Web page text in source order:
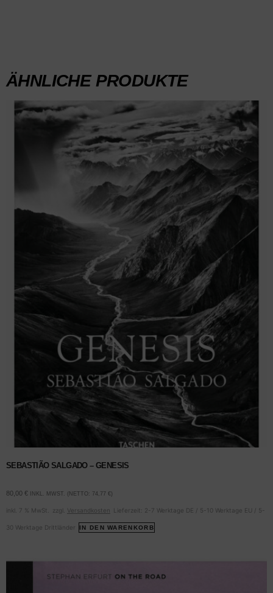
ÄHNLICHE PRODUKTE
SEBASTIÃO SALGADO – GENESIS
80,00 € INKL. MWST. (NETTO: 74,77 €)
inkl. 7 % MwSt. zzgl. Versandkosten Lieferzeit: 2-7 Werktage DE / 5-10 Werktage EU / 5-
30 Werktage Drittländer IN DEN WARENKORB